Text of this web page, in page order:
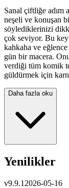
Sanal çiftliğe adım
neşeli ve konuşan
söylediklerinizi
çok seviyor. Bu
kahkaha ve
gün bir macera.
verdiği tüm komik
güldürmek için
Daha fazla oku
Yenilikler
v9.9.1 2026-05-16